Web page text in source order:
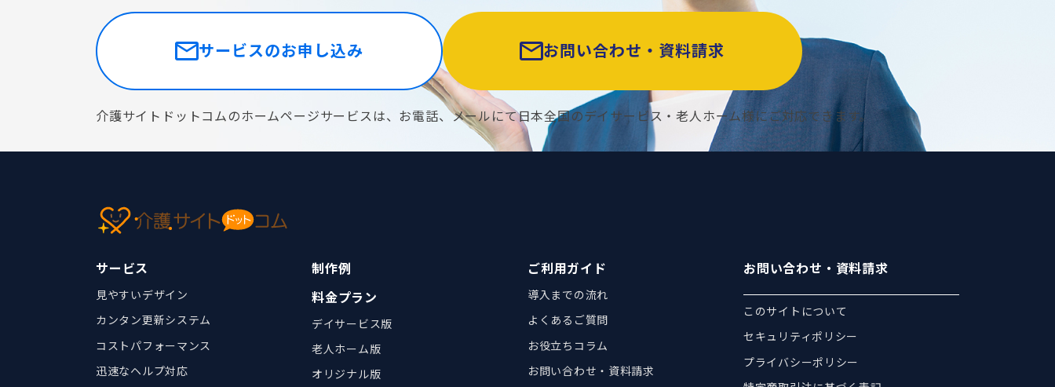
サービスのお申し込み お問い合わせ・資料請求
介護サイトドットコムのホームページサービスは、お電話、メールにて日本全国のデイサービス・老人ホーム様にご対応できます。
サービス
見やすいデザイン
カンタン更新システム
コストパフォーマンス
迅速なヘルプ対応
制作例
料金プラン
デイサービス版
老人ホーム版
オリジナル版
ご利用ガイド
導入までの流れ
よくあるご質問
お役立ちコラム
お問い合わせ・資料請求
お問い合わせ・資料請求
このサイトについて
セキュリティポリシー
プライバシーポリシー